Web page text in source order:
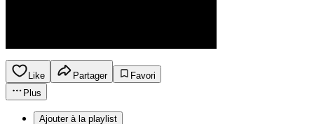
Like Partager
Favori
Plus
Ajouter à la playlist